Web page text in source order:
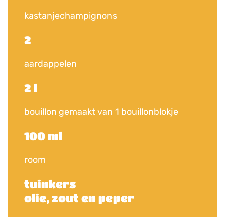
kastanjechampignons
2
aardappelen
2 l
bouillon gemaakt van 1 bouillonblokje
100 ml
room
tuinkers
olie, zout en peper